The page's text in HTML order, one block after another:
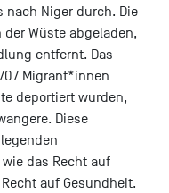
Niger durch. Die
Wüste abgeladen,
entfernt. Das
Migrant*innen
deportiert wurden,
Diese
das Recht auf
auf Gesundheit.